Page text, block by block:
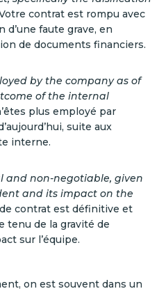
contrat est rompu avec
faute grave, en
de documents financiers.
by the company as of
of the internal
plus employé par
suite aux
interne.
and non-negotiable, given
and its impact on the
contrat est définitive et
tenu de la gravité de
sur l’équipe.
on est souvent dans un